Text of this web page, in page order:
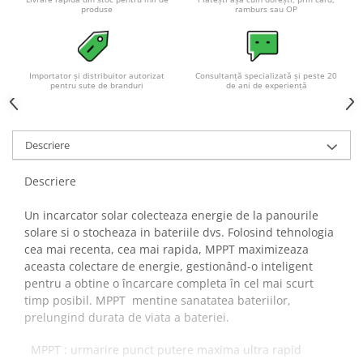
Acumulatori VRLA AGM/GEL /
Baterii si acumulatori gel si VRLA
Baterii si acumulatori AGM VRLA
de 6-12 V
GEL
SLA AGM (Sealed Lead Acid)
Deep Cycle - Tractiune/Semi-
Tractiune
Marine & Caravan
APC
Pachete acumulatori VRLA
Sisteme de management (BMS)
produse
ramburs sau OP
Importator și distribuitor autorizat
pentru sute de branduri
Consultanță specializată și peste 20
de ani de experiență
Descriere
Descriere
Un incarcator solar colecteaza energie de la panourile
solare si o stocheaza in bateriile dvs. Folosind tehnologia
cea mai recenta, cea mai rapida, MPPT maximizeaza
aceasta colectare de energie, gestionând-o inteligent
pentru a obtine o încarcare completa în cel mai scurt
timp posibil. MPPT mentine sanatatea bateriilor,
prelungind durata de viata a bateriei.
MPPT : urmarire punct putere maxima ultra rapid